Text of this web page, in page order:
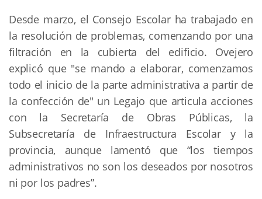
Desde marzo, el Consejo Escolar ha trabajado en
la resolución de problemas, comenzando por una
filtración en la cubierta del edificio. Ovejero
explicó que "se mando a elaborar, comenzamos
todo el inicio de la parte administrativa a partir de
la confección de" un Legajo que articula acciones
con la Secretaría de Obras Públicas, la
Subsecretaría de Infraestructura Escolar y la
provincia, aunque lamentó que “los tiempos
administrativos no son los deseados por nosotros
ni por los padres”.